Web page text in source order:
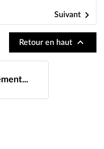
SEAMASTER 120M
Notre prix : 1 190,00 €
NOUVEAUTÉ